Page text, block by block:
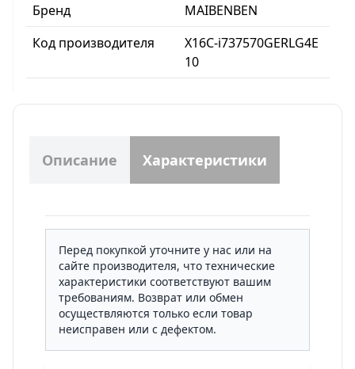
Бренд
MAIBENBEN
Код производителя
X16C-i737570GERLG4E
10
Описание Характеристики
Перед покупкой уточните у нас или на
сайте производителя, что технические
характеристики соответствуют вашим
требованиям. Возврат или обмен
осуществляются только если товар
неисправен или с дефектом.